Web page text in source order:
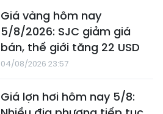
Giá vàng hôm nay
5/8/2026: SJC giảm giá
bán, thế giới tăng 22 USD
04/08/2026 23:57
Giá lợn hơi hôm nay 5/8: